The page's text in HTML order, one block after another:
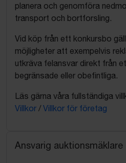
planera och genomföra
transport och bortforsling.
Vid köp från ett konkursbo
möjligheter att exempelvis
utkräva felansvar direkt från
begränsade eller obefintliga.
Läs gärna våra fullständiga
Villkor / Villkor för företag
Ansvarig auktionsmäklare